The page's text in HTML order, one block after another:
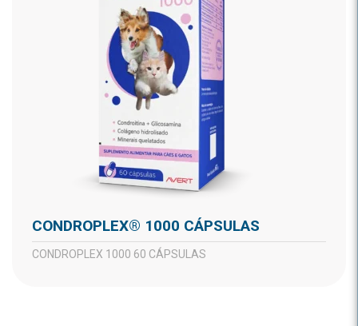
CONDROPLEX® 1000 CÁPSULAS
CONDROPLEX 1000 60 CÁPSULAS